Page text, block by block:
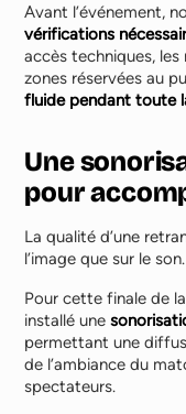
Avant l’événement,
vérifications
accès techniques,
zones réservées au
fluide pendant toute
Une
pour
La qualité d’une
l’image que sur le son.
Pour cette finale de
installé une
permettant une
de l’ambiance du
spectateurs.